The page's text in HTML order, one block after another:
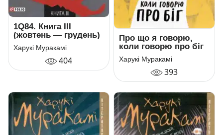
1Q84. Книга ІІІ
(жовтень — грудень)
Харукі Муракамі
404
Про що я говорю,
коли говорю про біг
Харукі Муракамі
393